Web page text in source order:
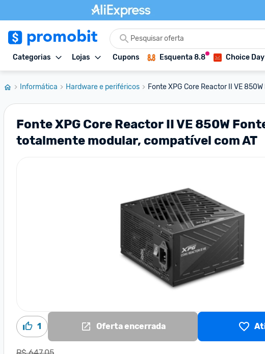
Categorias Lojas Cupons Esquenta 8.8 Choice Day
Informática Hardware e periféricos Fonte XPG Core Reactor II VE
Fonte XPG Core Reactor II VE 850W
totalmente modular, compatível com AT
1 Oferta encerrada